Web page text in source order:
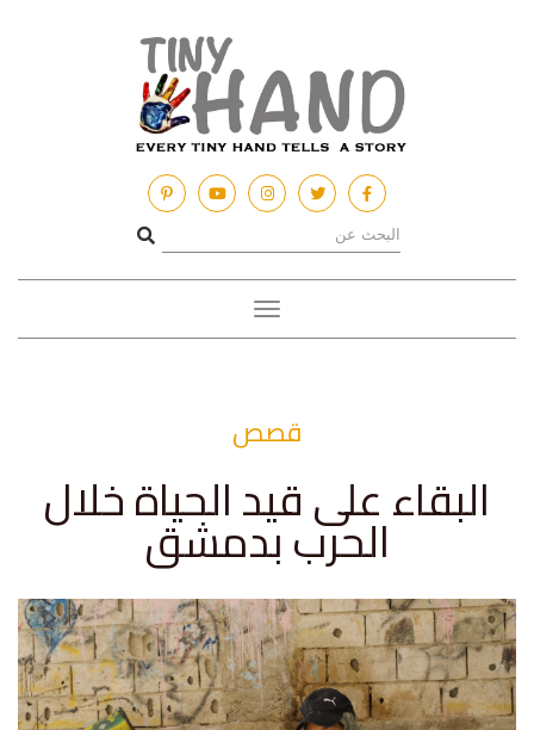
Toggle
navigation
قصص
البقاء على قيد الحياة خلال
الحرب بدمشق